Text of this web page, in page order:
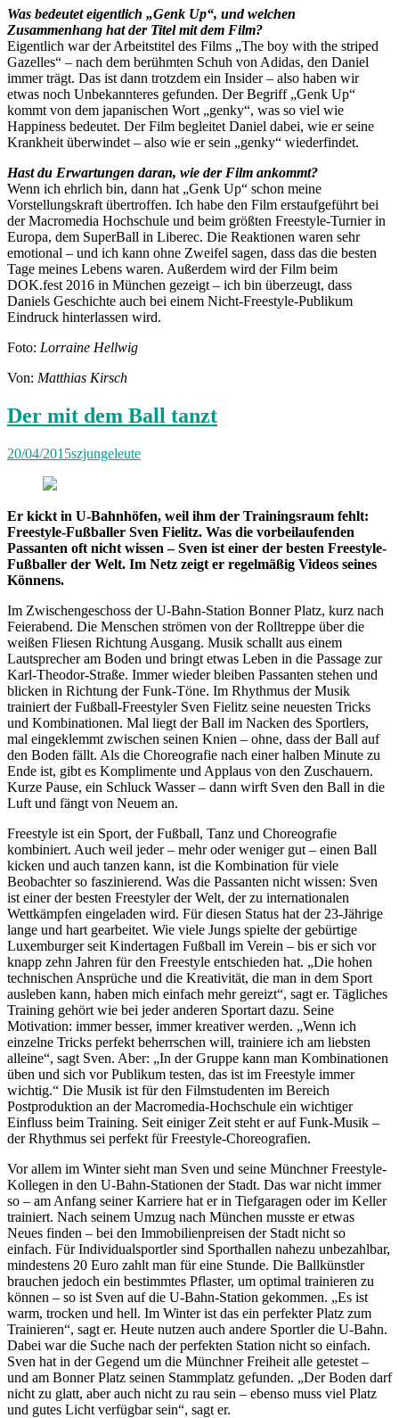
Was bedeutet eigentlich „Genk Up“, und welchen
Zusammenhang hat der Titel mit dem Film?
Eigentlich war der Arbeitstitel des Films „The boy with the striped
Gazelles“ – nach dem berühmten Schuh von Adidas, den Daniel
immer trägt. Das ist dann trotzdem ein Insider – also haben wir
etwas noch Unbekannteres gefunden. Der Begriff „Genk Up“
kommt von dem japanischen Wort „genky“, was so viel wie
Happiness bedeutet. Der Film begleitet Daniel dabei, wie er seine
Krankheit überwindet – also wie er sein „genky“ wiederfindet.
Hast du Erwartungen daran, wie der Film ankommt?
Wenn ich ehrlich bin, dann hat „Genk Up“ schon meine
Vorstellungskraft übertroffen. Ich habe den Film erstaufgeführt bei
der Macromedia Hochschule und beim größten Freestyle-Turnier in
Europa, dem SuperBall in Liberec. Die Reaktionen waren sehr
emotional – und ich kann ohne Zweifel sagen, dass das die besten
Tage meines Lebens waren. Außerdem wird der Film beim
DOK.fest 2016 in München gezeigt – ich bin überzeugt, dass
Daniels Geschichte auch bei einem Nicht-Freestyle-Publikum
Eindruck hinterlassen wird.
Foto: Lorraine Hellwig
Von: Matthias Kirsch
Der mit dem Ball tanzt
20/04/2015szjungeleute
Er kickt in U-Bahnhöfen, weil ihm der Trainingsraum fehlt:
Freestyle-Fußballer Sven Fielitz. Was die vorbeilaufenden
Passanten oft nicht wissen – Sven ist einer der besten Freestyle-
Fußballer der Welt. Im Netz zeigt er regelmäßig Videos seines
Könnens.
Im Zwischengeschoss der U-Bahn-Station Bonner Platz, kurz nach
Feierabend. Die Menschen strömen von der Rolltreppe über die
weißen Fliesen Richtung Ausgang. Musik schallt aus einem
Lautsprecher am Boden und bringt etwas Leben in die Passage zur
Karl-Theodor-Straße. Immer wieder bleiben Passanten stehen und
blicken in Richtung der Funk-Töne. Im Rhythmus der Musik
trainiert der Fußball-Freestyler Sven Fielitz seine neuesten Tricks
und Kombinationen. Mal liegt der Ball im Nacken des Sportlers,
mal eingeklemmt zwischen seinen Knien – ohne, dass der Ball auf
den Boden fällt. Als die Choreografie nach einer halben Minute zu
Ende ist, gibt es Komplimente und Applaus von den Zuschauern.
Kurze Pause, ein Schluck Wasser – dann wirft Sven den Ball in die
Luft und fängt von Neuem an.
Freestyle ist ein Sport, der Fußball, Tanz und Choreografie
kombiniert. Auch weil jeder – mehr oder weniger gut – einen Ball
kicken und auch tanzen kann, ist die Kombination für viele
Beobachter so faszinierend. Was die Passanten nicht wissen: Sven
ist einer der besten Freestyler der Welt, der zu internationalen
Wettkämpfen eingeladen wird. Für diesen Status hat der 23-Jährige
lange und hart gearbeitet. Wie viele Jungs spielte der gebürtige
Luxemburger seit Kindertagen Fußball im Verein – bis er sich vor
knapp zehn Jahren für den Freestyle entschieden hat. „Die hohen
technischen Ansprüche und die Kreativität, die man in dem Sport
ausleben kann, haben mich einfach mehr gereizt“, sagt er. Tägliches
Training gehört wie bei jeder anderen Sportart dazu. Seine
Motivation: immer besser, immer kreativer werden. „Wenn ich
einzelne Tricks perfekt beherrschen will, trainiere ich am liebsten
alleine“, sagt Sven. Aber: „In der Gruppe kann man Kombinationen
üben und sich vor Publikum testen, das ist im Freestyle immer
wichtig.“ Die Musik ist für den Filmstudenten im Bereich
Postproduktion an der Macromedia-Hochschule ein wichtiger
Einfluss beim Training. Seit einiger Zeit steht er auf Funk-Musik –
der Rhythmus sei perfekt für Freestyle-Choreografien.
Vor allem im Winter sieht man Sven und seine Münchner Freestyle-
Kollegen in den U-Bahn-Stationen der Stadt. Das war nicht immer
so – am Anfang seiner Karriere hat er in Tiefgaragen oder im Keller
trainiert. Nach seinem Umzug nach München musste er etwas
Neues finden – bei den Immobilienpreisen der Stadt nicht so
einfach. Für Individualsportler sind Sporthallen nahezu unbezahlbar,
mindestens 20 Euro zahlt man für eine Stunde. Die Ballkünstler
brauchen jedoch ein bestimmtes Pflaster, um optimal trainieren zu
können – so ist Sven auf die U-Bahn-Station gekommen. „Es ist
warm, trocken und hell. Im Winter ist das ein perfekter Platz zum
Trainieren“, sagt er. Heute nutzen auch andere Sportler die U-Bahn.
Dabei war die Suche nach der perfekten Station nicht so einfach.
Sven hat in der Gegend um die Münchner Freiheit alle getestet –
und am Bonner Platz seinen Stammplatz gefunden. „Der Boden darf
nicht zu glatt, aber auch nicht zu rau sein – ebenso muss viel Platz
und gutes Licht verfügbar sein“, sagt er.